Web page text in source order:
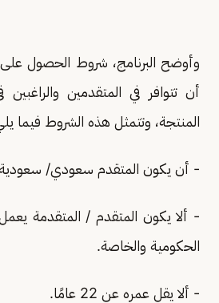
وأوضح البرنامج، شروط الحصول
أن تتوافر في المتقدمين
المنتجة، وتتمثل هذه الشروط فيما
- أن يكون المتقدم سعودي/
- ألا يكون المتقدم / المتقدمة
الحكومية والخاصة.
- ألا يقل عمره عن 22 عامًا.